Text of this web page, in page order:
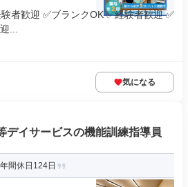
者歓迎 ✅ブランクOK ✅経験者歓迎 ✅
...
気になる
デイサービスの機能訓練指導員
間休日124日